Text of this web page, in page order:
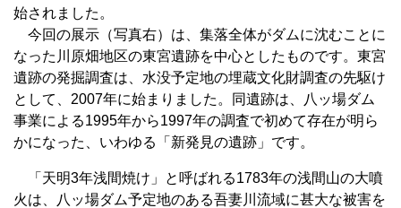
始されました。
今回の展示（写真右）は、集落全体がダムに沈むことに
なった川原畑地区の東宮遺跡を中心としたものです。東宮
遺跡の発掘調査は、水没予定地の埋蔵文化財調査の先駆け
として、2007年に始まりました。同遺跡は、八ッ場ダム
事業による1995年から1997年の調査で初めて存在が明ら
かになった、いわゆる「新発見の遺跡」です。
「天明3年浅間焼け」と呼ばれる1783年の浅間山の大噴
火は、八ッ場ダム予定地のある吾妻川流域に甚大な被害を